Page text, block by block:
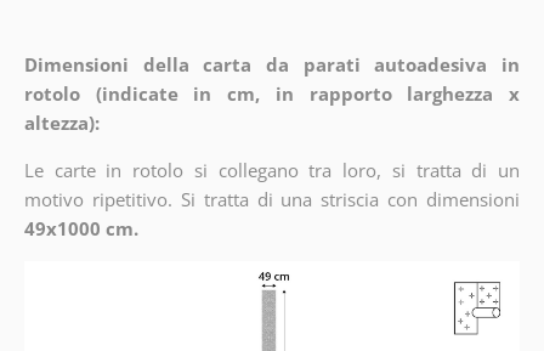
Dimensioni della carta da parati autoadesiva in
rotolo (indicate in cm, in rapporto larghezza x
altezza):
Le carte in rotolo si collegano tra loro, si tratta di un
motivo ripetitivo. Si tratta di una striscia con dimensioni
49x1000 cm.